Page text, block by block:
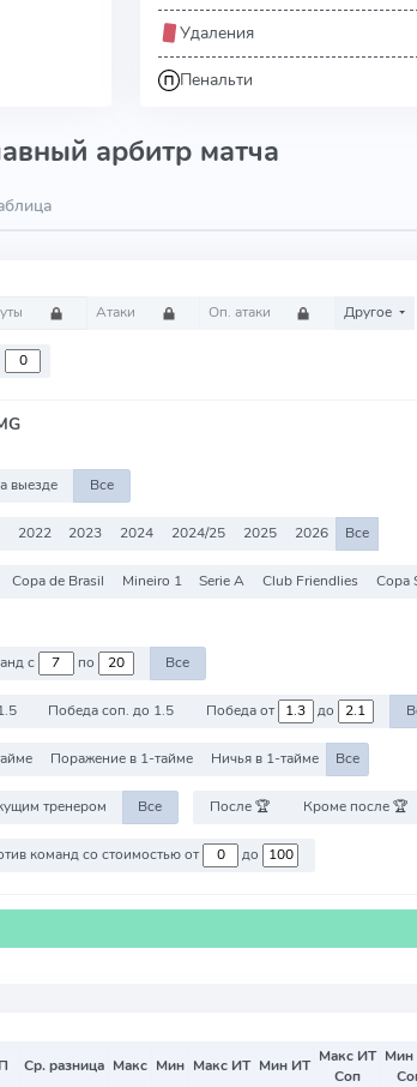
Удаления
Пенальти
арбитр матча
Атаки Оп. атаки Другое
выезде Все
2022 2023 2024 2024/25 2025 2026 Все
Copa de Brasil Mineiro 1 Serie A Club Friendlies
Copa
Против команд с по Все
Победа соп. до 1.5 Победа от до
Поражение в 1-тайме Ничья в 1-тайме Все
тренером Все После 🏆 Кроме после 🏆
Против команд со стоимостью от до
П Ср. разница Макс Мин Макс ИТ Мин ИТ Макс ИТ
Соп
Мин